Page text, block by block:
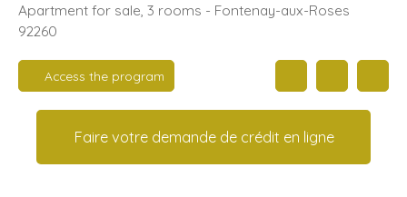
Apartment for sale, 3 rooms - Fontenay-aux-Roses
92260
Access the program
Faire votre demande de crédit en ligne